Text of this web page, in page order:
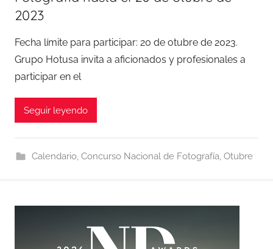
2023
Fecha límite para participar: 20 de otubre de 2023.
Grupo Hotusa invita a aficionados y profesionales a
participar en el
Seguir leyendo
Calendario, Concurso Nacional de Fotografía, Otubre